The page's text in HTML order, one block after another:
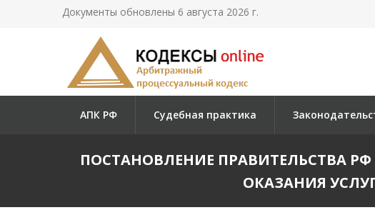
Документы обновлены 6 августа 2026 г.
АПК РФ Судебная практика
ПОСТАНОВЛЕНИЕ ПРАВИТЕЛЬСТВА РФ
ОКАЗАНИЯ